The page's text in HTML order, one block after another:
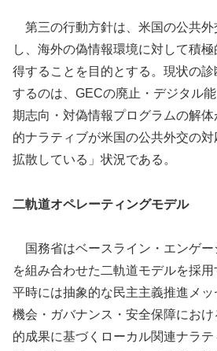
第三の行動方針は、米国の公共外
し、海外の偽情報環境に対して積
得することを目的とする。現状の
するのは、GECの廃止・デジタル
期志向・対偽情報プログラムの解
的ナラティブが米国の公共外交の
拡散している」状況である。
二軌道オペレーティングモデル
国務省はベースライン・エンゲー
を組み合わせた二軌道モデルを採用
平時には抽象的な民主主義推進メ
機会・ガバナンス・安全保障にお
的成果に基づくローカル関連ナラ